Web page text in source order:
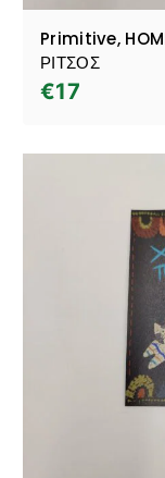
Primitive,
ΡΙΤΣΟΣ
€17